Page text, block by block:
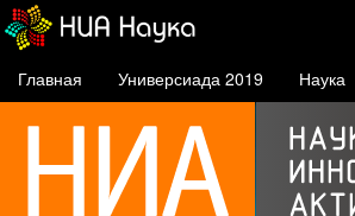
Главная Универсиада 2019 Наука